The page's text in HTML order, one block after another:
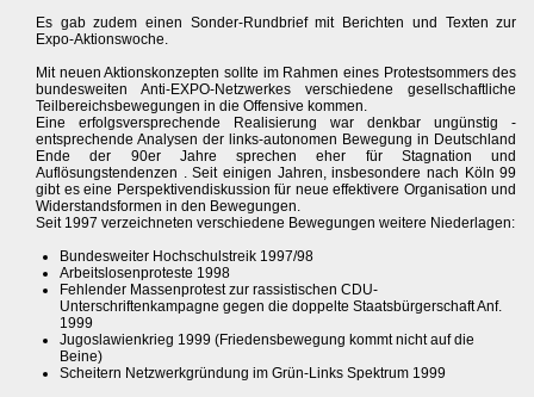
Es gab zudem einen Sonder-Rundbrief mit Berichten und Texten zur
Expo-Aktionswoche.
Mit neuen Aktionskonzepten sollte im Rahmen eines Protestsommers des
bundesweiten Anti-EXPO-Netzwerkes verschiedene gesellschaftliche
Teilbereichsbewegungen in die Offensive kommen.
Eine erfolgsversprechende Realisierung war denkbar ungünstig -
entsprechende Analysen der links-autonomen Bewegung in Deutschland
Ende der 90er Jahre sprechen eher für Stagnation und
Auflösungstendenzen . Seit einigen Jahren, insbesondere nach Köln 99
gibt es eine Perspektivendiskussion für neue effektivere Organisation und
Widerstandsformen in den Bewegungen.
Seit 1997 verzeichneten verschiedene Bewegungen weitere Niederlagen:
Bundesweiter Hochschulstreik 1997/98
Arbeitslosenproteste 1998
Fehlender Massenprotest zur rassistischen CDU-
Unterschriftenkampagne gegen die doppelte Staatsbürgerschaft Anf.
1999
Jugoslawienkrieg 1999 (Friedensbewegung kommt nicht auf die
Beine)
Scheitern Netzwerkgründung im Grün-Links Spektrum 1999